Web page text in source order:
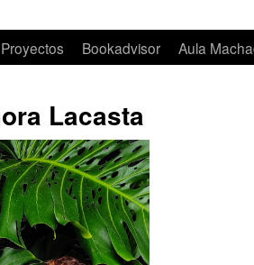
Proyectos Bookadvisor Aula
Lacasta